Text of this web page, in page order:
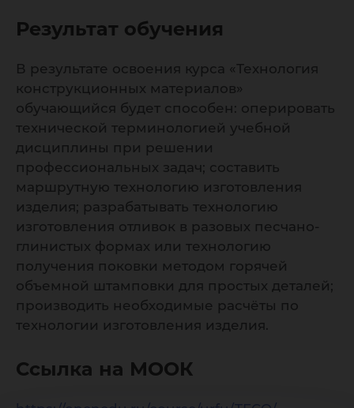
Результат обучения
В результате освоения курса «Технология
конструкционных материалов»
обучающийся будет способен: оперировать
технической терминологией учебной
дисциплины при решении
профессиональных задач; составить
маршрутную технологию изготовления
изделия; разрабатывать технологию
изготовления отливок в разовых песчано-
глинистых формах или технологию
получения поковки методом горячей
объемной штамповки для простых деталей;
производить необходимые расчёты по
технологии изготовления изделия.
Ссылка на МООК